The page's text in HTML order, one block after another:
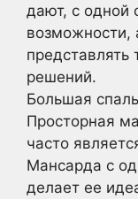
дают, с одной
возможности,
представлять
решений.
Большая
Просторная
часто
Мансарда с
делает ее